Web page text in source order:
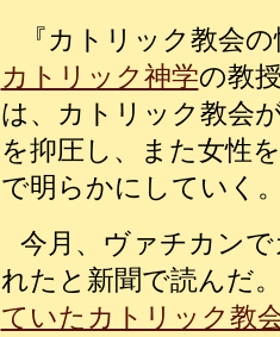
『カトリック教会
カトリック神学の教
は、カトリック教会
を抑圧し、また女性
で明らかにしていく
今月、ヴァチカン
れたと新聞で読んだ
ていたカトリック教